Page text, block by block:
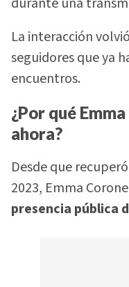
La interacción
seguidores que ya
encuentros.
¿Por qué
ahora?
Desde que
2023, Emma
presencia pública